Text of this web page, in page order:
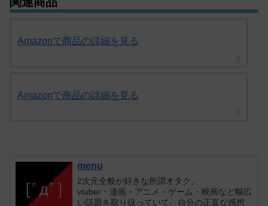
Amazonで商品の詳細を見る
Amazonで商品の詳細を見る
menu
2次元全般が好きな所謂オタク。
vtuber・漫画・アニメ・ゲーム・映画など幅広
い話題を取り扱っていて、自分の正直な感想